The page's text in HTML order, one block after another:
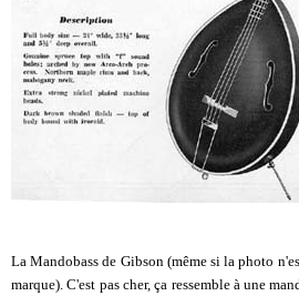
La Mandobass de Gibson (même si la photo
marque). C'est pas cher, ça ressemble à une